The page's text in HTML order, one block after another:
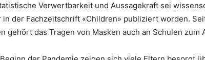
Verwertbarkeit und Aussagekraft sei
in der Fachzeitschrift «Children» publiziert worden.
gehört das Tragen von Masken auch an Schulen zum